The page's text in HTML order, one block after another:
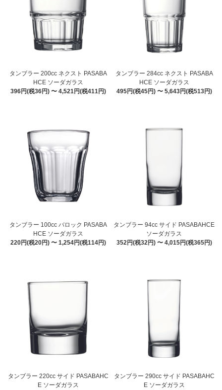
タンブラー 200cc ネクスト PASABA
HCE ソーダガラス
396円(税36円) 〜 4,521円(税411円)
タンブラー 284cc ネクスト PASABA
HCE ソーダガラス
495円(税45円) 〜 5,643円(税513円)
タンブラー 100cc バロック PASABA
HCE ソーダガラス
220円(税20円) 〜 1,254円(税114円)
タンブラー 94cc サイド PASABAHCE
ソーダガラス
352円(税32円) 〜 4,015円(税365円)
タンブラー 220cc サイド PASABAHC
E ソーダガラス
タンブラー 290cc サイド PASABAHC
E ソーダガラス